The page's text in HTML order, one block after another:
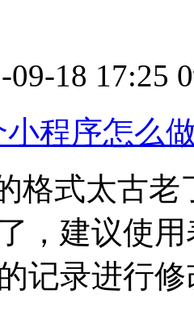
09-18 17:25
程序怎么
格式太古
，建议使
记录进行修